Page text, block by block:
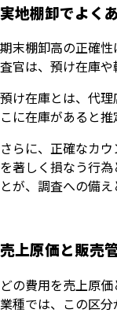
実地棚卸でよく
期末棚卸高の正確
査官は、預け在庫
預け在庫とは、代
こに在庫があると
さらに、正確なカ
を著しく損なう行
とが、調査への備え
売上原価と販売
どの費用を売上原
業種では、この区分